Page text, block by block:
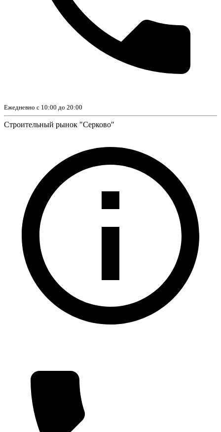
Ежедневно с 10:00 до 20:00
Строительный рынок "Серково"